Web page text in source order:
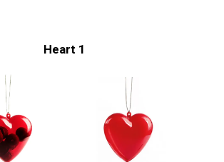
Heart 1